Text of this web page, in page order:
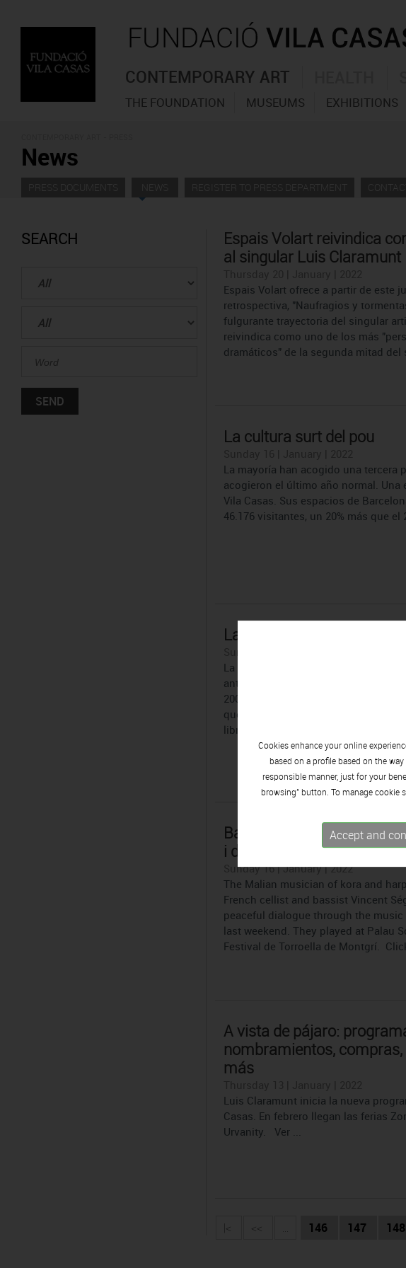
CONTEMPORARY ART
THE FOUNDATION MUSEUMS EXHIBITIONS
News
PRESS DOCUMENTS NEWS REGISTER TO PRESS DEPARTMENT
SEARCH
Espais Volart reivindica
al singular Luis Claramunt
Espais Volart ofrece a partir de este
retrospectiva, "Naufragios y
fulgurante trayectoria del singular
reivindica como uno de los más
dramáticos" de la segunda mitad del
La cultura surt del pou
La mayoría han acogido una tercera
acogieron el último año normal. Una
Vila Casas. Sus espacios de
46.176 visitantes, un 20% más que el
Las mejores exposiciones
La Vila Casas abrirá el 20 de enero
antológica del imaginario
2000) y seguirá con Homenaje a
que recordará los atentados de
librerías y galerías que en 1971
Ballaké Sissoko i Vincent
i de música el Palau
Sunday 16 | January | 2022
The Malian musician of kora and
French cellist and bassist Vincent
peaceful dialogue through the
last weekend. They played at Palau
Festival de Torroella de Montgrí.
A vista de pájaro:
nombramientos,
más
Luis Claramunt inicia la nueva
Casas. En febrero llegan las ferias
Urvanity. Ver ...
|< << ... 146 147 148
Cookies enhance your online
based on a profile based on the
responsible manner, just for your
browsing" button. To manage cookie
Accept and